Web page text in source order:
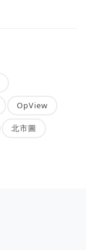
OpView
北市圖